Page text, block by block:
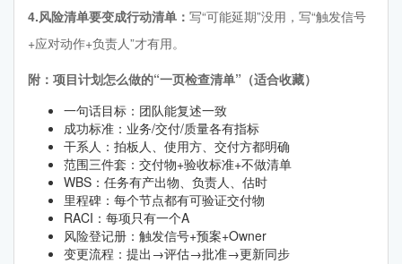
4.风险清单要变成行动清单： 写“可能延期”没用，写“触发信号
+应对动作+负责人”才有用。
附：项目计划怎么做的“一页检查清单”（适合收藏）
一句话目标：团队能复述一致
成功标准：业务/交付/质量各有指标
干系人：拍板人、使用方、交付方都明确
范围三件套：交付物+验收标准+不做清单
WBS：任务有产出物、负责人、估时
里程碑：每个节点都有可验证交付物
RACI：每项只有一个A
风险登记册：触发信号+预案+Owner
变更流程：提出→评估→批准→更新同步